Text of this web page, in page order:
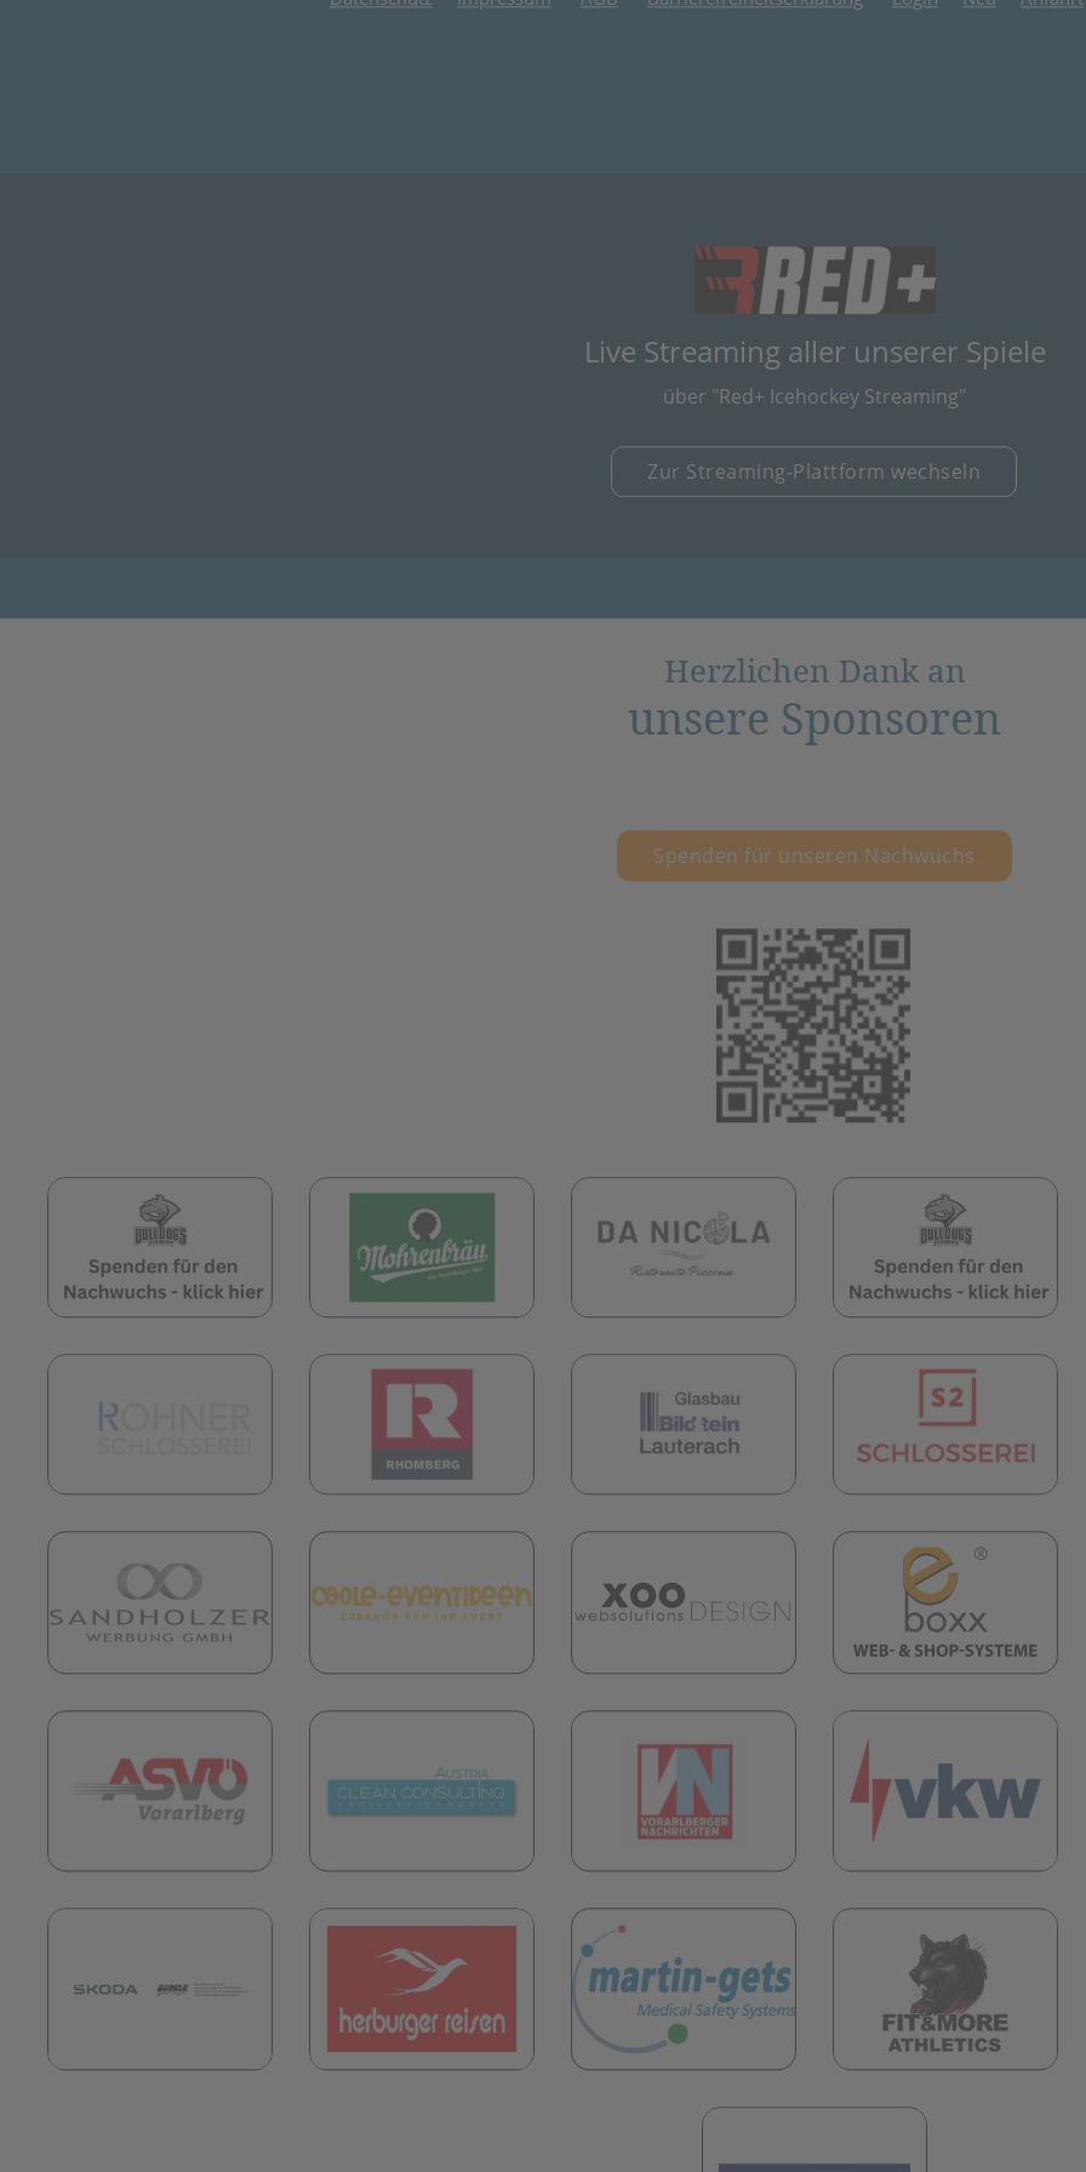
Live Streaming aller unserer Spiele
über "Red+ Icehockey Streaming"
Zur Streaming-Plattform wechseln
Herzlichen Dank an
unsere Sponsoren
Spenden für unseren Nachwuchs
(öffnet in neuem Tab) (öffnet in neuem Tab) (öffnet in neuem Tab)
(öffnet in neuem Tab) (öffnet in neuem Tab) (öffnet in neuem Tab)
(öffnet in neuem Tab)
(öffnet in neuem Tab) (öffnet in neuem Tab)
(öffnet in neuem Tab) (öffnet in neuem Tab)
(öffnet in neuem Tab) (öffnet in neuem Tab)
(öffnet in neuem Tab)
(öffnet in neuem